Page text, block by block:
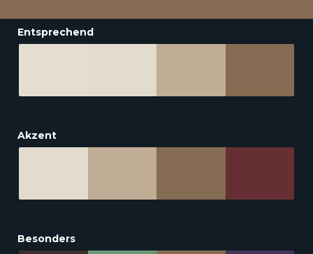
Entsprechend
Akzent
Besonders